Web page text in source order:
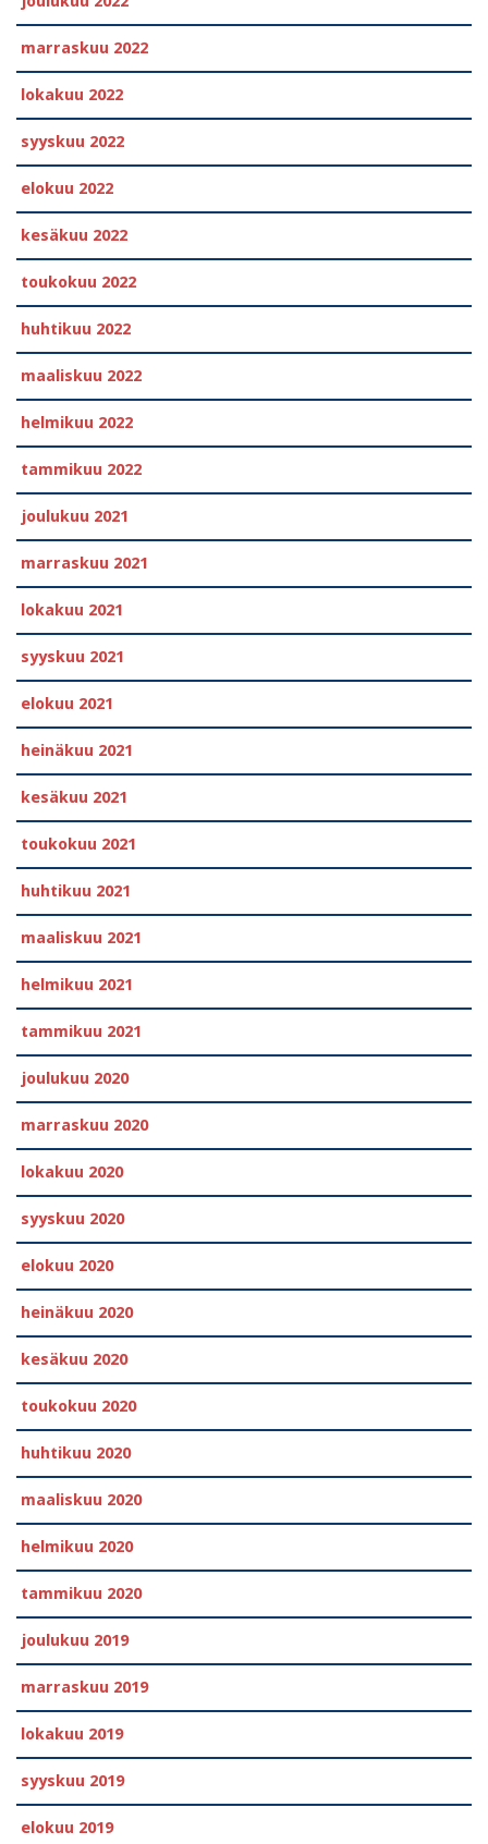
marraskuu 2022
lokakuu 2022
syyskuu 2022
elokuu 2022
kesäkuu 2022
toukokuu 2022
huhtikuu 2022
maaliskuu 2022
helmikuu 2022
tammikuu 2022
joulukuu 2021
marraskuu 2021
lokakuu 2021
syyskuu 2021
elokuu 2021
heinäkuu 2021
kesäkuu 2021
toukokuu 2021
huhtikuu 2021
maaliskuu 2021
helmikuu 2021
tammikuu 2021
joulukuu 2020
marraskuu 2020
lokakuu 2020
syyskuu 2020
elokuu 2020
heinäkuu 2020
kesäkuu 2020
toukokuu 2020
huhtikuu 2020
maaliskuu 2020
helmikuu 2020
tammikuu 2020
joulukuu 2019
marraskuu 2019
lokakuu 2019
syyskuu 2019
elokuu 2019